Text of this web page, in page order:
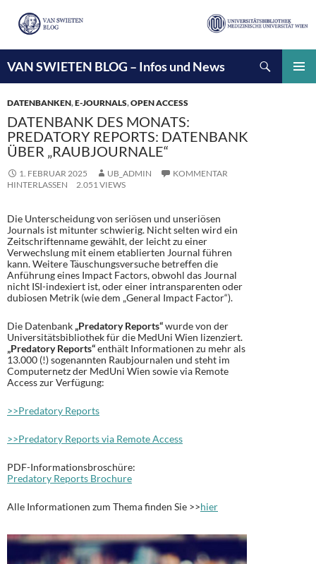
VAN SWIETEN BLOG – Infos und News
INHALT
SPRINGEN
DATENBANKEN,E-JOURNALS,OPEN ACCESS
DATENBANK DES MONATS:
PREDATORY REPORTS: DATENBANK
ÜBER „RAUBJOURNALE“
1. FEBRUAR 2025 UB_ADMIN
KOMMENTAR
HINTERLASSEN
2.051 VIEWS
Die Unterscheidung von seriösen und unseriösen
Journals ist mitunter schwierig. Nicht selten wird ein
Zeitschriftenname gewählt, der leicht zu einer
Verwechslung mit einem etablierten Journal führen
kann. Weitere Täuschungsversuche betreffen die
Anführung eines Impact Factors, obwohl das Journal
nicht ISI-indexiert ist, oder einer intransparenten oder
dubiosen Metrik (wie dem „General Impact Factor“).
Die Datenbank „Predatory Reports“wurde von der
Universitätsbibliothek für die MedUni Wien lizenziert.
„Predatory Reports“enthält Informationen zu mehr als
13.000 (!) sogenannten Raubjournalen und steht im
Computernetz der MedUni Wien sowie via Remote
Access zur Verfügung:
>>Predatory Reports
>>Predatory Reports via Remote Access
PDF-Informationsbroschüre:
Predatory Reports Brochure
Alle Informationen zum Thema finden Sie >>hier